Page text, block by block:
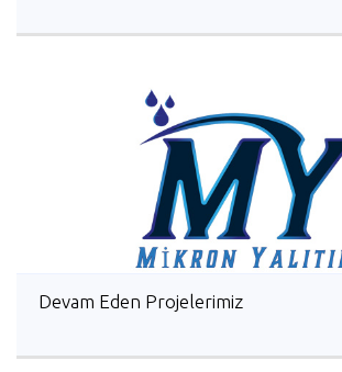
Devam Eden Projelerimiz